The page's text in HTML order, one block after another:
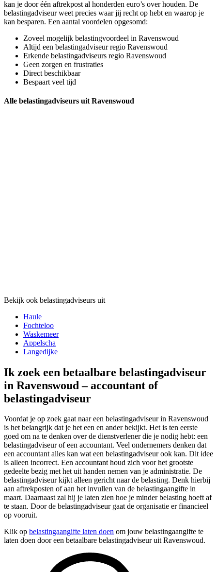
kan je door één aftrekpost al honderden euro’s over houden. De
belastingadviseur weet precies waar jij recht op hebt en waarop je
kan besparen. Een aantal voordelen opgesomd:
Zoveel mogelijk belastingvoordeel in Ravenswoud
Altijd een belastingadviseur regio Ravenswoud
Erkende belastingadviseurs regio Ravenswoud
Geen zorgen en frustraties
Direct beschikbaar
Bespaart veel tijd
Alle belastingadviseurs uit Ravenswoud
Bekijk ook belastingadviseurs uit
Haule
Fochteloo
Waskemeer
Appelscha
Langedijke
Ik zoek een betaalbare belastingadviseur
in Ravenswoud – accountant of
belastingadviseur
Voordat je op zoek gaat naar een belastingadviseur in Ravenswoud
is het belangrijk dat je het een en ander bekijkt. Het is ten eerste
goed om na te denken over de dienstverlener die je nodig hebt: een
belastingadviseur of een accountant. Veel ondernemers denken dat
een accountant alles kan wat een belastingadviseur ook kan. Dit idee
is alleen incorrect. Een accountant houd zich voor het grootste
gedeelte bezig met het uit handen nemen van je administratie. De
belastingadviseur kijkt alleen gericht naar de belasting. Denk hierbij
aan aftrekposten of aan het invullen van de belastingaangifte in
maart. Daarnaast zal hij je laten zien hoe je minder belasting hoeft af
te staan. Door de belastingadviseur gaat de organisatie er financieel
op vooruit.
Klik op belastingaangifte laten doen om jouw belastingaangifte te
laten doen door een betaalbare belastingadviseur uit Ravenswoud.